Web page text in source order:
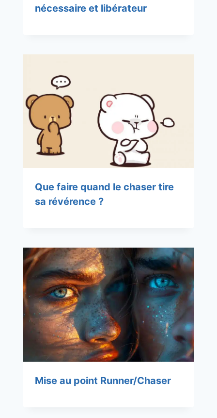
nécessaire et libérateur
Que faire quand le chaser tire
sa révérence ?
Mise au point Runner/Chaser